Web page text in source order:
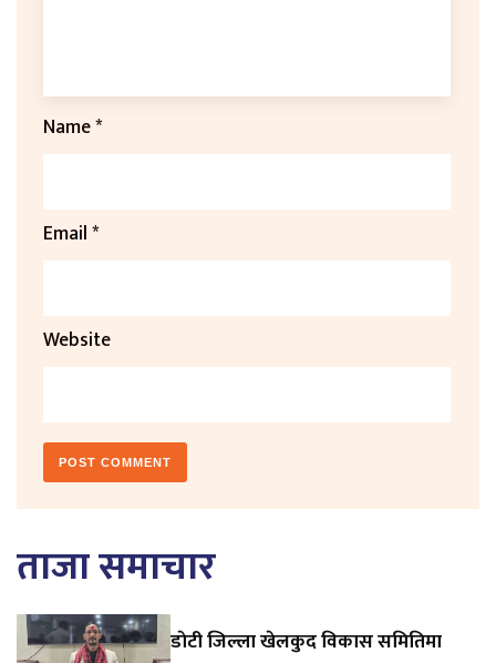
Name*
Email*
Website
ताजा समाचार
डाेटी जिल्ला खेलकुद विकास समितिमा